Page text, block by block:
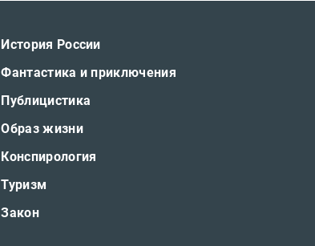
История России
Фантастика и приключения
Публицистика
Образ жизни
Конспирология
Туризм
Закон